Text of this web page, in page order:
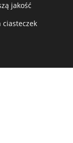
jakość
ciasteczek